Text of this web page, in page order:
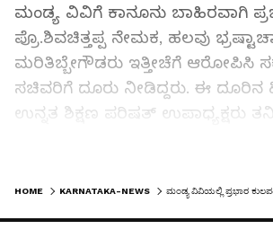
ಮಂಡ್ಯ ವಿವಿಗೆ ಕಾನೂನು ಬಾಹಿರವಾಗಿ
ಪ್ರೊ.ಶಿವಚಿತ್ತಪ್ಪ ನೇಮಕ, ಹಲವು
ಮರಿತಿಬ್ಬೇಗೌಡರು ಇತ್ತೀಚೆಗೆ ಆರೋಪಿಸಿ
ಸಚಿವರಿಗೆ ದೂರು ನೀಡಿದ್ದರು. ಈ ದೂರಿನ
ಉನ್ನತ ಶಿಕ್ಷಣ ಪರಿಷತ್ ಉಪಾಧ್ಯಕ್ಷರು
ಕರ್ನಾಟಕ ವಿವಿ ಕಾಯ್ದೆ 2000
HOME KARNATAKA-NEWS